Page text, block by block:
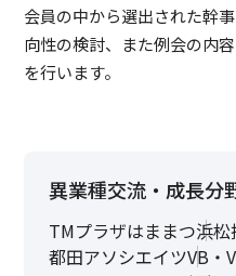
会員の中から選出された幹
向性の検討、また例会の内
を行います。​
異業種交流・成長分
TMプラザはままつ浜
都田アソシエイツVB・